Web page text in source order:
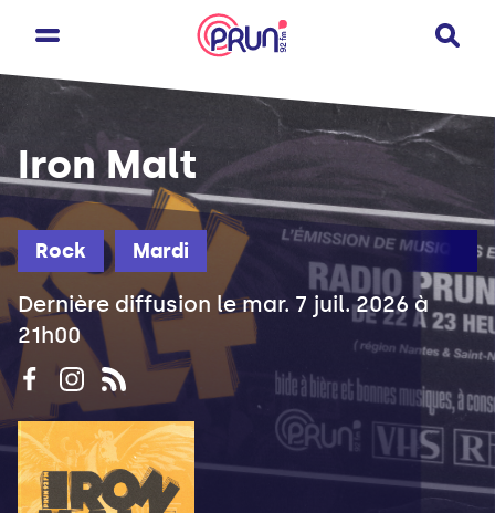
Rock Mardi
Iron Malt
Dernière diffusion le mar. 7 juil. 2026 à
21h00